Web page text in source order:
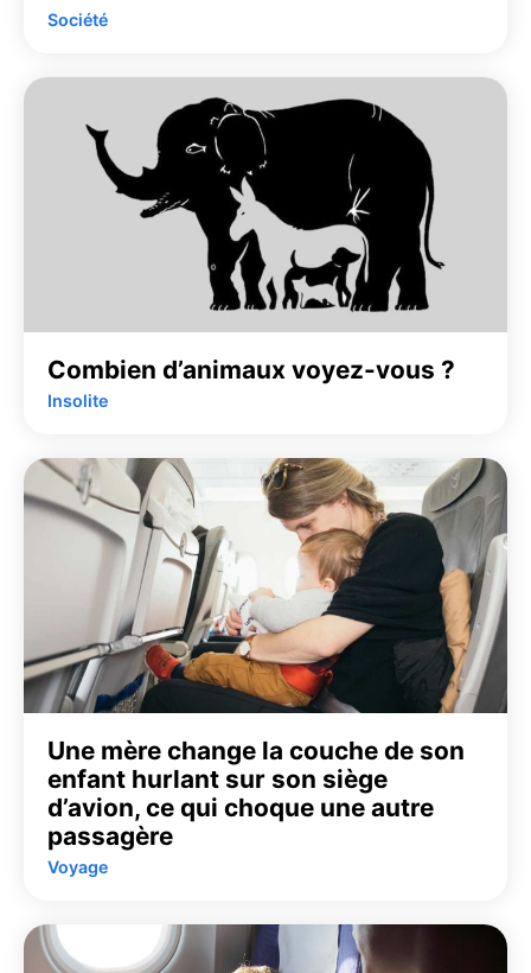
Société
Combien d’animaux voyez-vous ?
Insolite
Une mère change la couche de son
enfant hurlant sur son siège
d’avion, ce qui choque une autre
passagère
Voyage